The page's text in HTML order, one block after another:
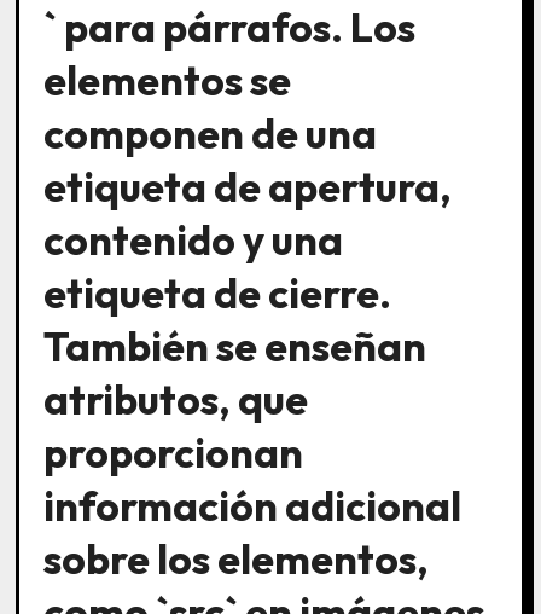
` para párrafos. Los
elementos se
componen de una
etiqueta de apertura,
contenido y una
etiqueta de cierre.
También se enseñan
atributos, que
proporcionan
información adicional
sobre los elementos,